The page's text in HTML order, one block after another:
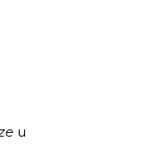
u